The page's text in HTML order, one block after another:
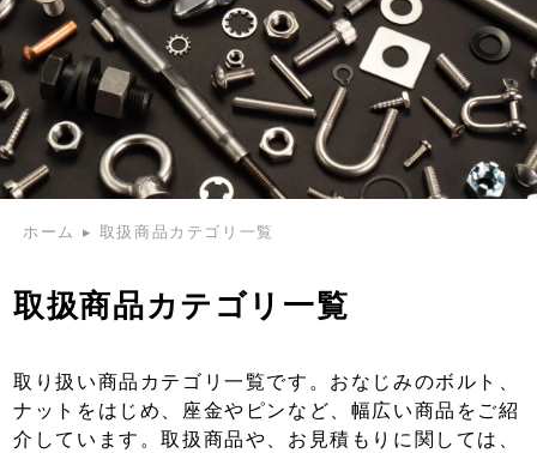
ホーム ▸ 取扱商品カテゴリ一覧
取扱商品カテゴリ一覧
取り扱い商品カテゴリ一覧です。おなじみのボルト、
ナットをはじめ、座金やピンなど、幅広い商品をご紹
介しています。取扱商品や、お見積もりに関しては、